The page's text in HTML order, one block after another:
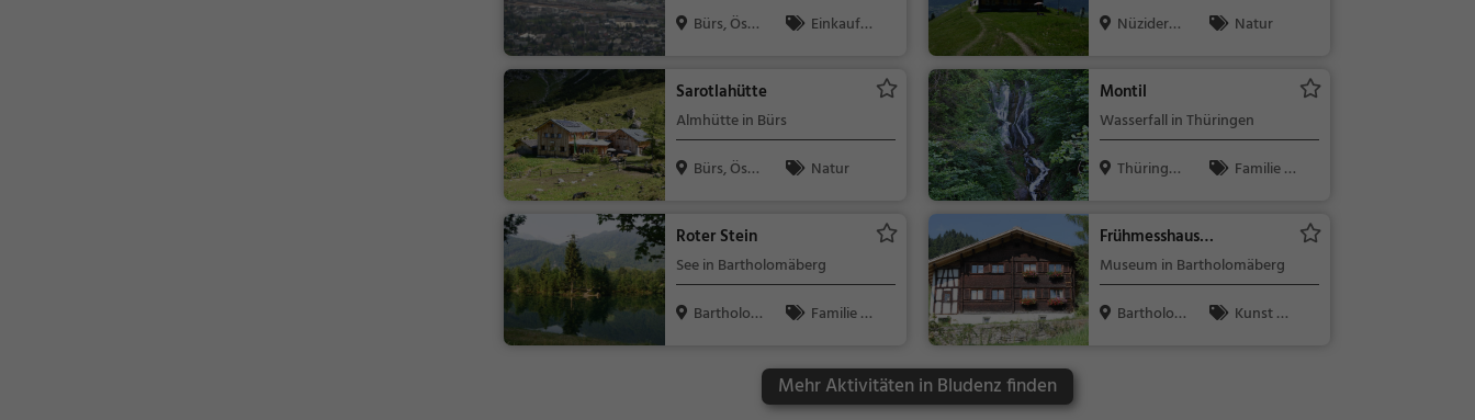
Bürs, Öste
Einkaufe
Nüziders,
Natur
Sarotlahütte
Almhütte in Bürs
Bürs, Öste
Natur
Montil
Wasserfall in Thüringen
Thüringe
Familie &
digkeit
Roter Stein
See in Bartholomäberg
Bartholom
Familie &
r, See
Frühmesshaus
Bartholomäberg
Museum in Bartholomäberg
Bartholo
Kunst &
Mehr Aktivitäten in Bludenz finden